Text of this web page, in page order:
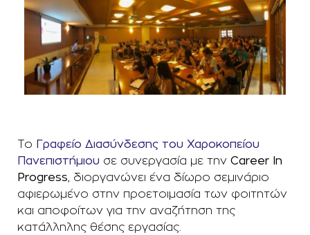
To Γραφείο Διασύνδεσης του Χαροκοπείου
Πανεπιστήμιου σε συνεργασία με την Career In
Progress, διοργανώνει ένα δίωρο σεμινάριο
αφιερωμένο στην προετοιμασία των φοιτητών
και αποφοίτων για την αναζήτηση της
κατάλληλης θέσης εργασίας.